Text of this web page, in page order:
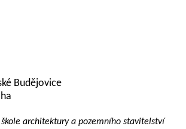
Budějovice
škole architektury a pozemního stavitelství